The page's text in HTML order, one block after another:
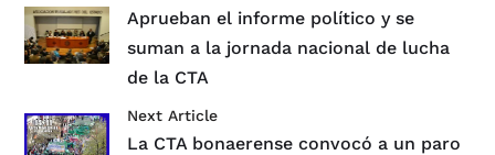
Aprueban el informe político y se
suman a la jornada nacional de lucha
de la CTA
Next Article
La CTA bonaerense convocó a un paro